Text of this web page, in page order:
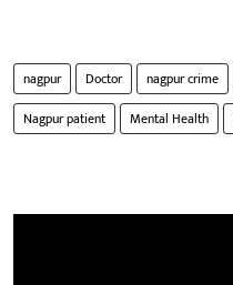
nagpur Doctor nagpur crime
Nagpur patient
Mental Health